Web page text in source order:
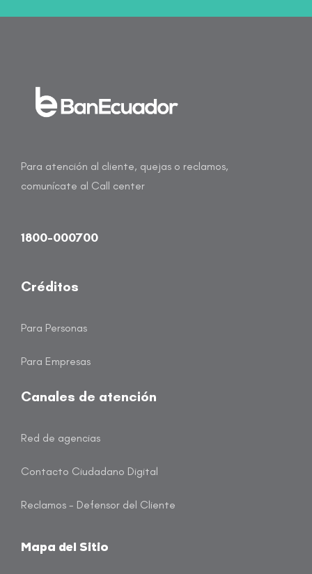
Para atención al cliente, quejas o reclamos,
comunícate al Call center
1800-000700
Créditos
Para Personas
Para Empresas
Canales de atención
Red de agencias
Contacto Ciudadano Digital
Reclamos - Defensor del Cliente
Mapa del Sitio